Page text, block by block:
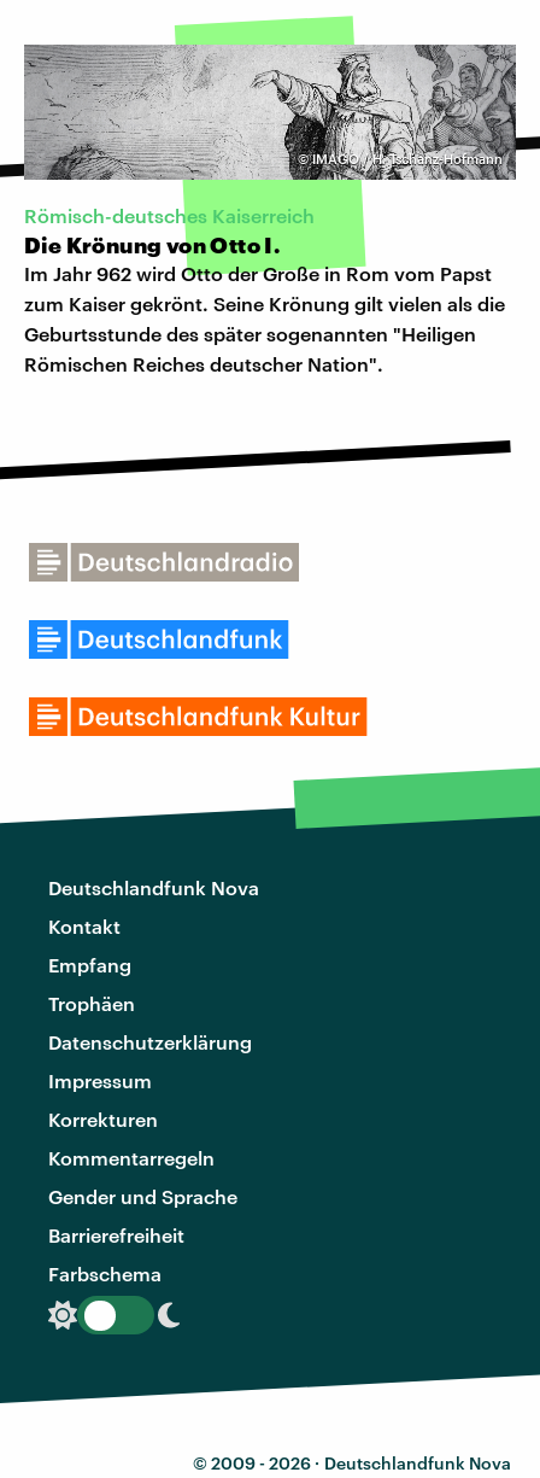
©IMAGO / H. Tschanz-Hofmann
Römisch-deutsches Kaiserreich
Die Krönung von Otto I.
Im Jahr 962 wird Otto der Große in Rom vom Papst
zum Kaiser gekrönt. Seine Krönung gilt vielen als die
Geburtsstunde des später sogenannten "Heiligen
Römischen Reiches deutscher Nation".
Deutschlandfunk Nova
Kontakt
Empfang
Trophäen
Datenschutzerklärung
Impressum
Korrekturen
Kommentarregeln
Gender und Sprache
Barrierefreiheit
Farbschema
© 2009 - 2026 · Deutschlandfunk Nova